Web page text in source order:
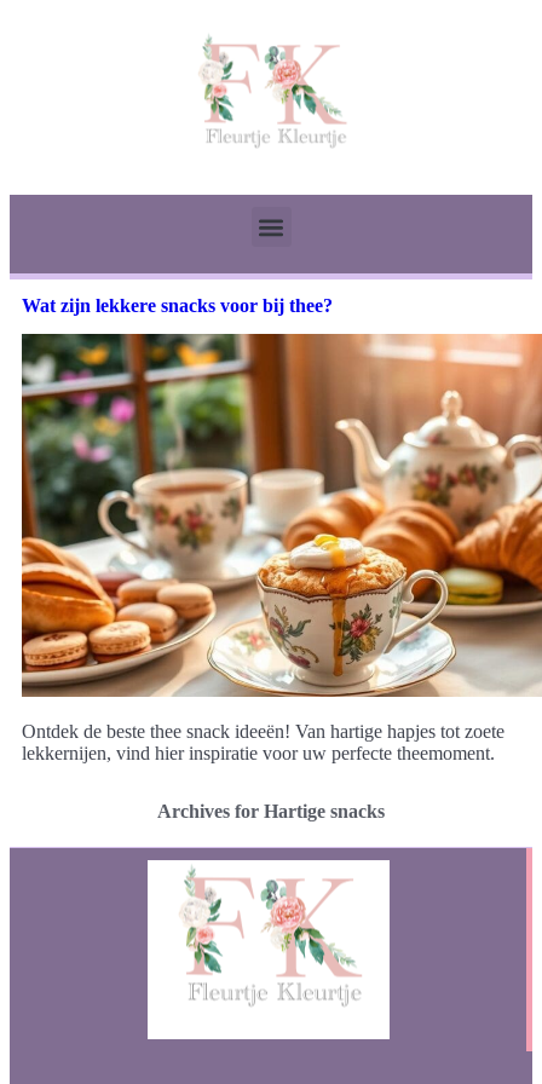
Wat zijn lekkere snacks voor bij thee?
Ontdek de beste thee snack ideeën! Van hartige hapjes tot zoete
lekkernijen, vind hier inspiratie voor uw perfecte theemoment.
Archives for Hartige snacks